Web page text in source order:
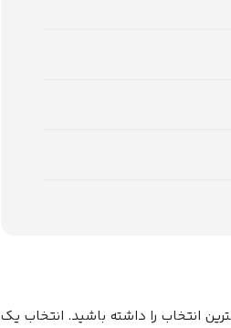
1403 را بررسی میکنیم تا بهترین انتخاب را داشته باشید. انتخاب یک